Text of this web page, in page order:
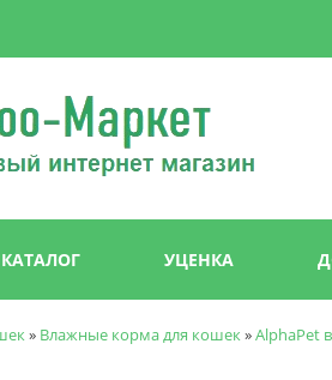
КАТАЛОГ УЦЕНКА
» Влажные корма для кошек»AlphaPet